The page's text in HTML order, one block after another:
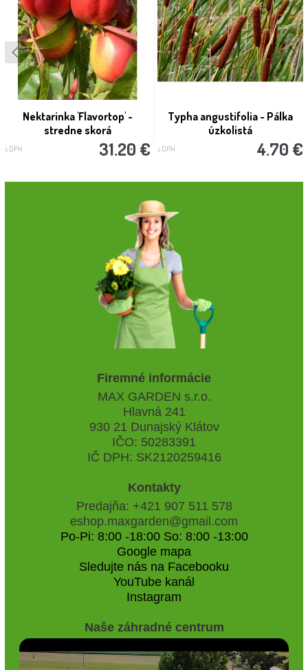
Nektarinka 'Flavortop' -
stredne skorá
s DPH 31.20 €
Typha angustifolia - Pálka
úzkolistá
s DPH 4.70 €
Firemné informácie
MAX GARDEN s.r.o.
Hlavná 241
930 21 Dunajský Klátov
IČO: 50283391
IČ DPH: SK2120259416
Kontakty
Predajňa: +421 907 511 578
eshop.maxgarden@gmail.com
Po-Pi: 8:00 -18:00 So: 8:00 -13:00
Google mapa
Sledujte nás na Facebooku
YouTube kanál
Instagram
Naše záhradné centrum